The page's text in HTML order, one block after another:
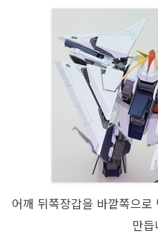
어깨 뒤쪽장갑을 바깥쪽으
만